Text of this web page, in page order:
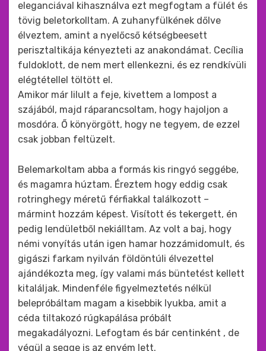
eleganciával kihasználva ezt megfogtam a fülét és
tövig beletorkolltam. A zuhanyfülkének dőlve
élveztem, amint a nyelőcső kétségbeesett
perisztaltikája kényezteti az anakondámat. Cecília
fuldoklott, de nem mert ellenkezni, és ez rendkívüli
elégtétellel töltött el.
Amikor már lilult a feje, kivettem a lompost a
szájából, majd ráparancsoltam, hogy hajoljon a
mosdóra. Ő könyörgött, hogy ne tegyem, de ezzel
csak jobban feltüzelt.
Belemarkoltam abba a formás kis ringyó seggébe,
és magamra húztam. Éreztem hogy eddig csak
rotringhegy méretű férfiakkal találkozott –
mármint hozzám képest. Visított és tekergett, én
pedig lendületből nekiálltam. Az volt a baj, hogy
némi vonyítás után igen hamar hozzámidomult, és
gigászi farkam nyilván földöntúli élvezettel
ajándékozta meg, így valami más büntetést kellett
kitaláljak. Mindenféle figyelmeztetés nélkül
belepróbáltam magam a kisebbik lyukba, amit a
céda tiltakozó rúgkapálása próbált
megakadályozni. Lefogtam és bár centinként , de
végül a segge is az enyém lett.